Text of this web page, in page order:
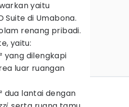
yaitu
Suite di Umabona.
renang pribadi.
yaitu:
yang dilengkapi
luar ruangan
dua lantai dengan